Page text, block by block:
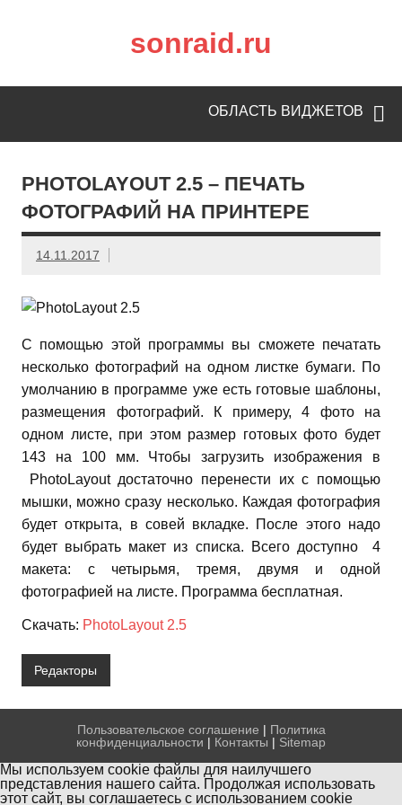
sonraid.ru
ОБЛАСТЬ ВИДЖЕТОВ
PHOTOLAYOUT 2.5 – ПЕЧАТЬ
ФОТОГРАФИЙ НА ПРИНТЕРЕ
14.11.2017
С помощью этой программы вы сможете печатать
несколько фотографий на одном листке бумаги. По
умолчанию в программе уже есть готовые шаблоны,
размещения фотографий. К примеру, 4 фото на
одном листе, при этом размер готовых фото будет
143 на 100 мм. Чтобы загрузить изображения в
PhotoLayout достаточно перенести их с помощью
мышки, можно сразу несколько. Каждая фотография
будет открыта, в совей вкладке. После этого надо
будет выбрать макет из списка. Всего доступно 4
макета: с четырьмя, тремя, двумя и одной
фотографией на листе. Программа бесплатная.
Скачать: PhotoLayout 2.5
Редакторы
Пользовательское соглашение | Политика
конфиденциальности | Контакты | Sitemap
Мы используем cookie файлы для наилучшего
представления нашего сайта. Продолжая использовать
этот сайт, вы соглашаетесь с использованием cookie